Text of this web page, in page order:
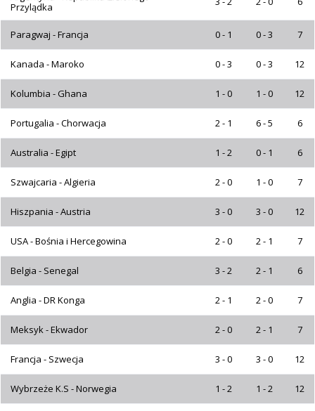
Przylądka
Paragwaj - Francja 0 - 1 0 - 3 7
Kanada - Maroko 0 - 3 0 - 3 12
Kolumbia - Ghana 1 - 0 1 - 0 12
Portugalia - Chorwacja 2 - 1 6 - 5 6
Australia - Egipt 1 - 2 0 - 1 6
Szwajcaria - Algieria 2 - 0 1 - 0 7
Hiszpania - Austria 3 - 0 3 - 0 12
USA - Bośnia i Hercegowina 2 - 0 2 - 1 7
Belgia - Senegal 3 - 2 2 - 1 6
Anglia - DR Konga 2 - 1 2 - 0 7
Meksyk - Ekwador 2 - 0 2 - 1 7
Francja - Szwecja 3 - 0 3 - 0 12
Wybrzeże K.S - Norwegia 1 - 2 1 - 2 12